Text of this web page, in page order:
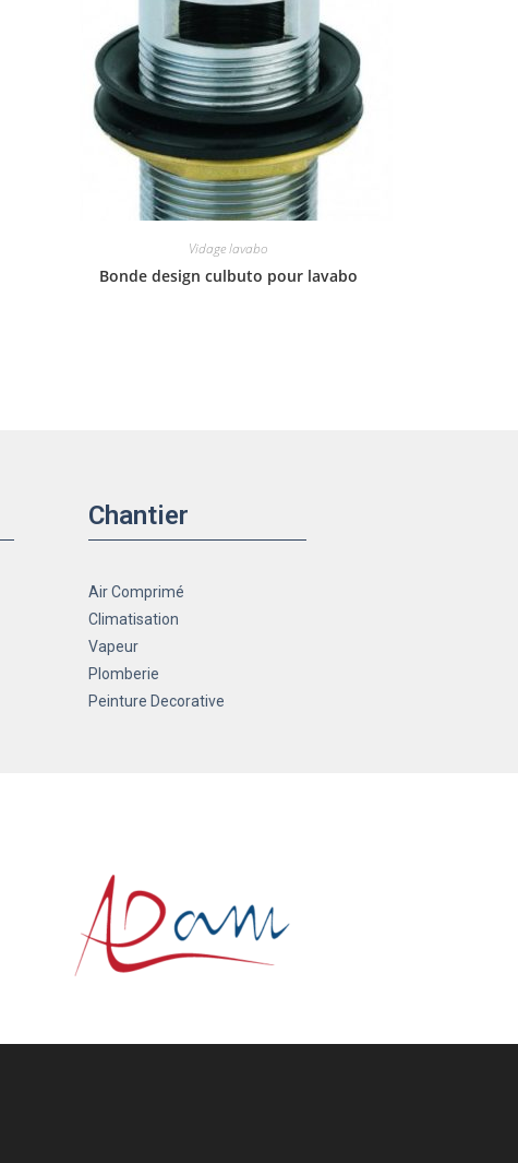
Vidage lavabo
Bonde design culbuto pour lavabo
Chantier
Air Comprimé
Climatisation
Vapeur
Plomberie
Peinture Decorative